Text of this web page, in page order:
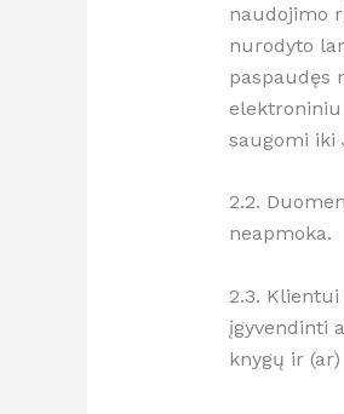
naudojimo
nurodyto
paspaudęs
elektroniniu
saugomi iki
2.2.
neapmoka.
2.3.
įgyvendinti
knygų ir